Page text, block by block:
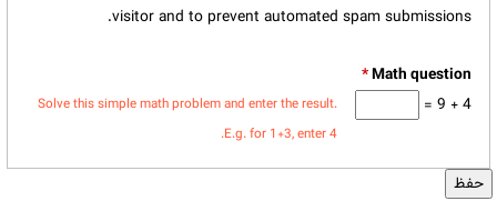
visitor and to prevent automated spam submissions.
*
4 + 9 =
Solve this simple math problem and enter the result.
E.g. for 1+3, enter 4.